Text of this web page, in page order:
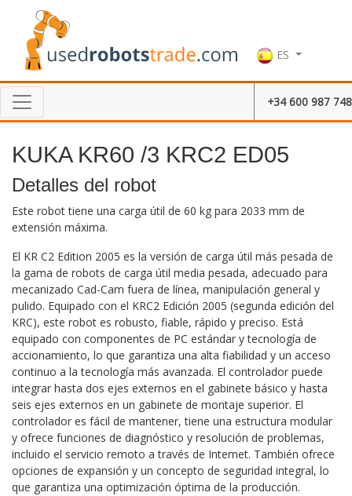
ES
+34 600 987 748
KUKA KR60 /3 KRC2 ED05
Detalles del robot
Este robot tiene una carga útil de 60 kg para 2033 mm de
extensión máxima.
El KR C2 Edition 2005 es la versión de carga útil más pesada de
la gama de robots de carga útil media pesada, adecuado para
mecanizado Cad-Cam fuera de línea, manipulación general y
pulido. Equipado con el KRC2 Edición 2005 (segunda edición del
KRC), este robot es robusto, fiable, rápido y preciso. Está
equipado con componentes de PC estándar y tecnología de
accionamiento, lo que garantiza una alta fiabilidad y un acceso
continuo a la tecnología más avanzada. El controlador puede
integrar hasta dos ejes externos en el gabinete básico y hasta
seis ejes externos en un gabinete de montaje superior. El
controlador es fácil de mantener, tiene una estructura modular
y ofrece funciones de diagnóstico y resolución de problemas,
incluido el servicio remoto a través de Internet. También ofrece
opciones de expansión y un concepto de seguridad integral, lo
que garantiza una optimización óptima de la producción.